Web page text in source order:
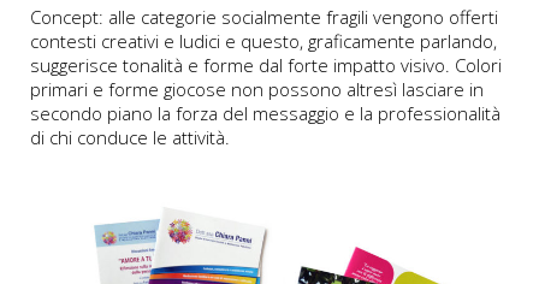
Concept: alle categorie socialmente fragili vengono offerti
contesti creativi e ludici e questo, graficamente parlando,
suggerisce tonalità e forme dal forte impatto visivo. Colori
primari e forme giocose non possono altresì lasciare in
secondo piano la forza del messaggio e la professionalità
di chi conduce le attività.